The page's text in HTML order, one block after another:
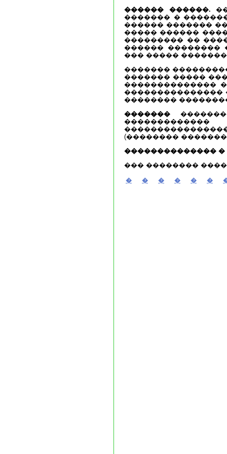
������ ������.
������� �
������ �������
����� ������
��������� ��
������ ��������
��� �����
�������
������� �����
��������������
���������������
��������
�������
(��������
��������������
��� ��������
� � � � � �